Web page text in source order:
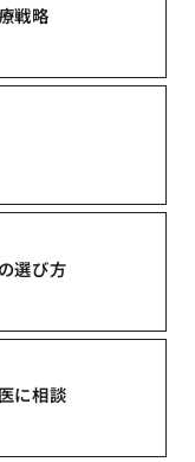
戦略
選び方
に相談